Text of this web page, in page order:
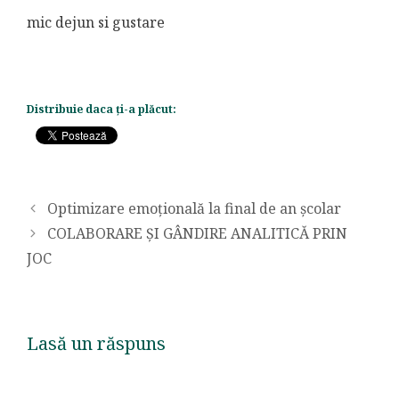
mic dejun si gustare
Distribuie daca ți-a plăcut:
Optimizare emoţională la final de an şcolar
COLABORARE ȘI GÂNDIRE ANALITICĂ PRIN
JOC
Lasă un răspuns